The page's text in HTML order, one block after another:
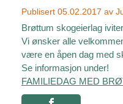
Publisert 05.02.2017 av
Brøttum skogeierlag
Vi ønsker alle
være en åpen dag med
Se informasjon under!
FAMILIEDAG MED